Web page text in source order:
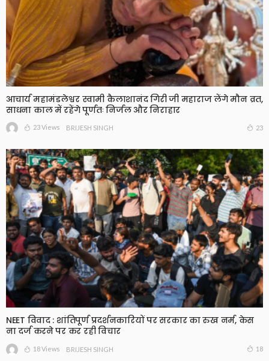
आचार्य महामंडलेश्वर स्वामी कैलाशानंद गिरी जी महाराज लेंगे मौन व्रत,
साधना काल में रहेंगे पूर्णतः निर्जल और निराहार
23 Views BRIJESH SINGH 23
NEET विवाद : शांतिपूर्ण प्रदर्शनकारियों पर सरकार का रुख नर्म, केस
ना दर्ज करने पर कर रही विचार
18 Views BRIJESH SINGH 18